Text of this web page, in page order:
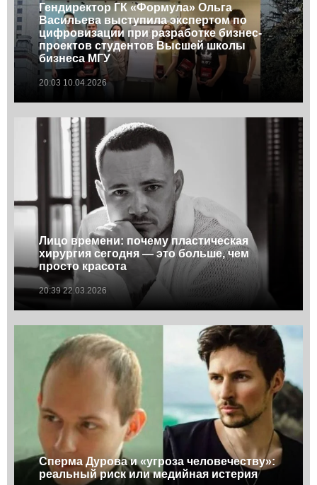
Гендиректор ГК «Формула» Ольга
Васильева выступила экспертом по
цифровизации при разработке бизнес-
проектов студентов Высшей школы
бизнеса МГУ
20:03 10.04.2026
Лицо времени: почему пластическая
хирургия сегодня — это больше, чем
просто красота
20:39 22.03.2026
Сперма Дурова и «угроза человечеству»:
реальный риск или медийная истерия